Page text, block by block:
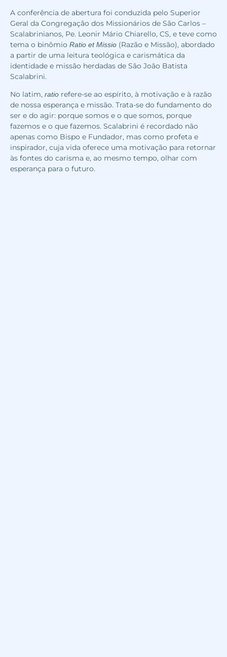
A conferência de abertura foi conduzida pelo Superior
Geral da Congregação dos Missionários de São Carlos –
Scalabrinianos, Pe. Leonir Mário Chiarello, CS, e teve como
tema o binômio Ratio et Missio (Razão e Missão), abordado
a partir de uma leitura teológica e carismática da
identidade e missão herdadas de São João Batista
Scalabrini.
No latim, ratio refere-se ao espírito, à motivação e à razão
de nossa esperança e missão. Trata-se do fundamento do
ser e do agir: porque somos e o que somos, porque
fazemos e o que fazemos. Scalabrini é recordado não
apenas como Bispo e Fundador, mas como profeta e
inspirador, cuja vida oferece uma motivação para retornar
às fontes do carisma e, ao mesmo tempo, olhar com
esperança para o futuro.